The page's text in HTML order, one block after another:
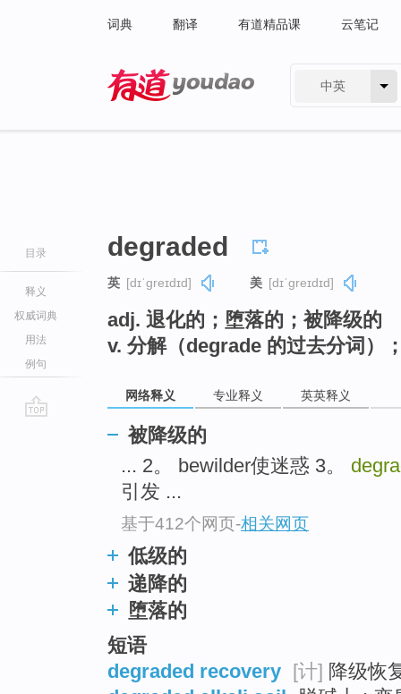
词典 翻译 有道精品课 云笔记
中英
目录
释义
权威词典
用法
例句
degraded
英 [dɪˈɡreɪdɪd] 美 [dɪˈɡreɪdɪd]
adj. 退化的；堕落的；被降级的
v. 分解（degrade 的过去分词
网络释义 专业释义 英英释义
被降级的
... 2。 bewilder使迷惑 3。
引发 ...
基于412个网页-相关网页
低级的
递降的
堕落的
短语
degraded recovery [计] 降级恢